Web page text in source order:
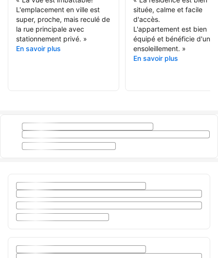
L'emplacement en ville est
super, proche, mais reculé de
la rue principale avec
stationnement privé. »
En savoir plus
située, calme et facile
d'accès.
L'appartement est bien
équipé et bénéficie d'un
ensoleillement. »
En savoir plus